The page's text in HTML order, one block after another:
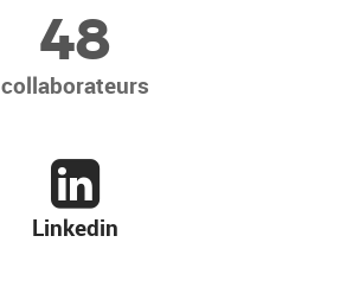
48
collaborateurs
Linkedin